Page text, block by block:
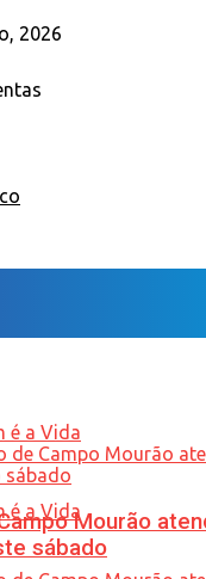
2026
é a Vida
é a Vida
Mourão
sábado